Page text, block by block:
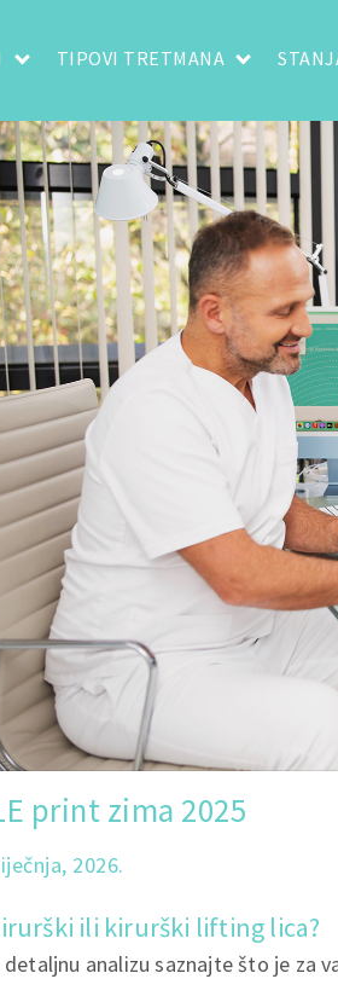
TIPOVI TRETMANA
print zima 2025
2026.
ili kirurški lifting lica?
detaljnu analizu saznajte što je za